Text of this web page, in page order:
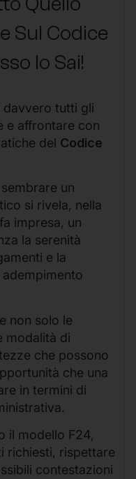
Sul Codice
lo Sai!
davvero tutti gli
e affrontare con
del Codice
un
si rivela, nella
impresa, un
la serenità
e la
non solo le
modalità di
che possono
che una
in termini di
il modello F24,
richiesti, rispettare
contestazioni